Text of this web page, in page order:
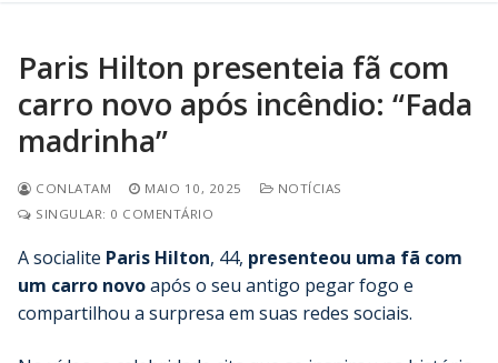
Paris Hilton presenteia fã com
carro novo após incêndio: “Fada
madrinha”
CONLATAM MAIO 10, 2025
NOTÍCIAS
SINGULAR: 0 COMENTÁRIO
A socialite Paris Hilton, 44, presenteou uma fã com
um carro novoapós o seu antigo pegar fogo e
compartilhou a surpresa em suas redes sociais.